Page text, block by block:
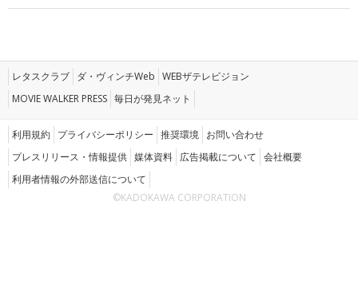
レタスクラブ ダ・ヴィンチWeb WEBザテレビジョン
MOVIE WALKER PRESS 毎日が発見ネット
利用規約 プライバシーポリシー 推奨環境 お問い合わせ
プレスリリース・情報提供 媒体資料 広告掲載について 会社概要
利用者情報の外部送信について
©KADOKAWA CORPORATION